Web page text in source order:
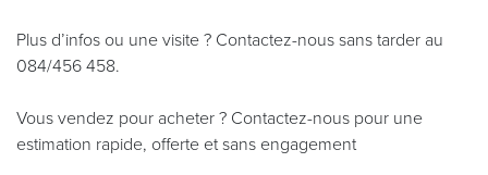
Plus d’infos ou une visite ? Contactez-nous sans tarder au
084/456 458.
Vous vendez pour acheter ? Contactez-nous pour une
estimation rapide, offerte et sans engagement